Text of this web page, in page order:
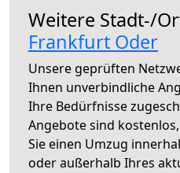
Weitere Stadt-/
Frankfurt Oder
Unsere geprüften
Ihnen unverbindliche
Ihre Bedürfnisse
Angebote sind
Sie einen Umzug
oder außerhalb Ihres